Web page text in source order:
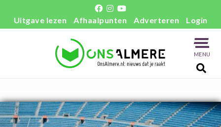
Uitgave lezen Afhaalpunten Adverteren Login
MENU